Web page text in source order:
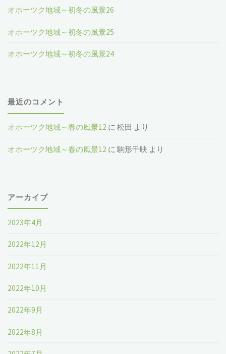
オホーツク地域～初冬の風景26
オホーツク地域～初冬の風景25
オホーツク地域～初冬の風景24
最近のコメント
オホーツク地域～春の風景12 に松田 より
オホーツク地域～春の風景12 に駒形千映 より
アーカイブ
2023年4月
2022年12月
2022年11月
2022年10月
2022年9月
2022年8月